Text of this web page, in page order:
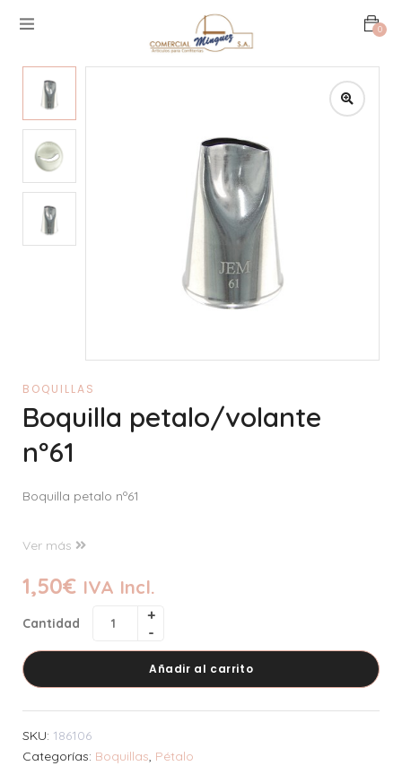
0
BOQUILLAS
Boquilla petalo/volante
nº61
Boquilla petalo nº61
Ver más
1,50€ IVA Incl.
Cantidad
Añadir al carrito
SKU: 186106
Categorías: Boquillas, Pétalo